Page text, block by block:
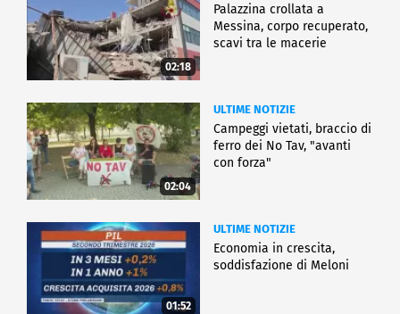
02:18
Palazzina crollata a
Messina, corpo recuperato,
scavi tra le macerie
02:04
ULTIME NOTIZIE
Campeggi vietati, braccio di
ferro dei No Tav, "avanti
con forza"
01:52
ULTIME NOTIZIE
Economia in crescita,
soddisfazione di Meloni